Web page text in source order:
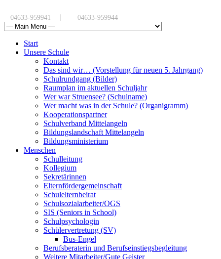
04633-959941 | 04633-959944
Start
Unsere Schule
Kontakt
Das sind wir… (Vorstellung für neuen 5. Jahrgang)
Schulrundgang (Bilder)
Raumplan im aktuellen Schuljahr
Wer war Struensee? (Schulname)
Wer macht was in der Schule? (Organigramm)
Kooperationspartner
Schulverband Mittelangeln
Bildungslandschaft Mittelangeln
Bildungsministerium
Menschen
Schulleitung
Kollegium
Sekretärinnen
Elternfördergemeinschaft
Schulelternbeirat
Schulsozialarbeiter/OGS
SIS (Seniors in School)
Schulpsychologin
Schülervertretung (SV)
Bus-Engel
Berufsberaterin und Berufseinstiegsbegleitung
Weitere Mitarbeiter/Gute Geister